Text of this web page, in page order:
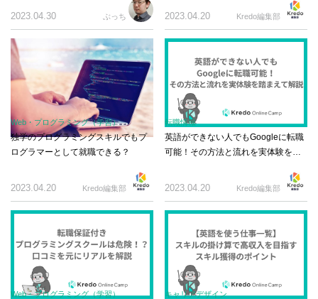
ぶっち
2023.04.30 Kredo編集部
2023.04.20
Kredo編集部
Web・プログラミング（学習）
独学のプログラミングスキルでもプ
ログラマーとして就職できる？
2023.04.20 Kredo編集部
転職情報
英語ができない人でもGoogleに転職
可能！その方法と流れを実体験を踏
2023.04.20
Web・プログラミング（学習） キャリアデザイン